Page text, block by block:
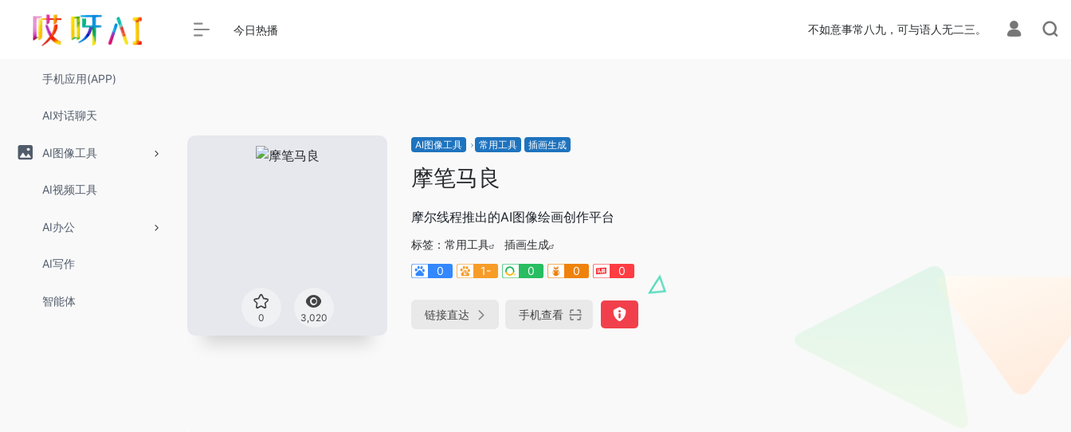
手机应用(APP)
AI对话聊天
AI图像工具
AI视频工具
AI办公
AI写作
智能体
今日热播 不如意事常八九，可与语人无二三。
0 3,020
AI图像工具 常用工具 插画生成
摩笔马良
摩尔线程推出的AI图像绘画创作平台
标签： 常用工具
插画生成
0
1- 0 0 0
链接直达 手机查看